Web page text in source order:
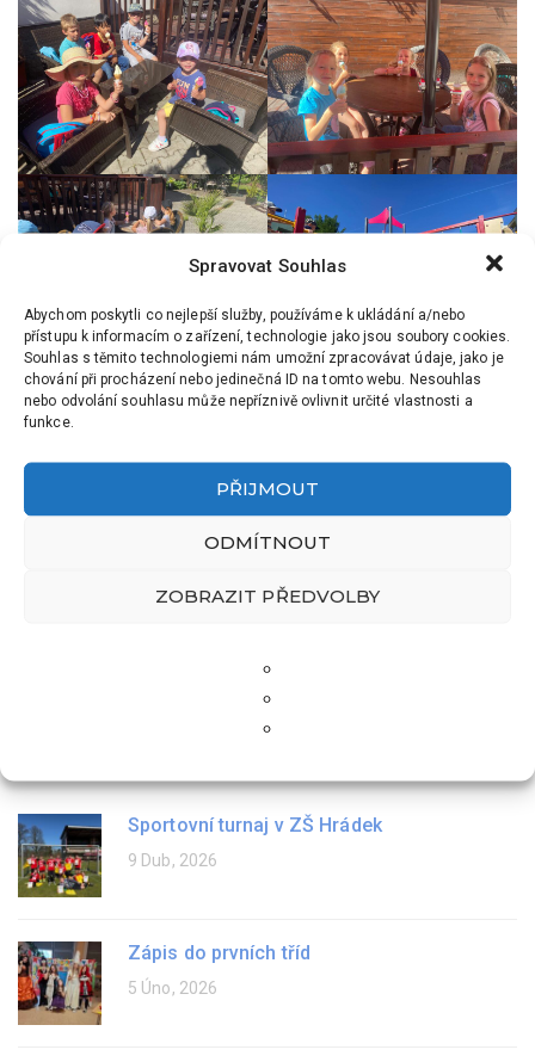
Spravovat Souhlas
Abychom poskytli co nejlepší služby, používáme k ukládání a/nebo
přístupu k informacím o zařízení, technologie jako jsou soubory cookies.
Souhlas s těmito technologiemi nám umožní zpracovávat údaje, jako je
chování při procházení nebo jedinečná ID na tomto webu. Nesouhlas
nebo odvolání souhlasu může nepříznivě ovlivnit určité vlastnosti a
funkce.
PŘIJMOUT
ODMÍTNOUT
ZOBRAZIT PŘEDVOLBY
Sportovní turnaj v ZŠ Hrádek
9 Dub, 2026
Zápis do prvních tříd
5 Úno, 2026